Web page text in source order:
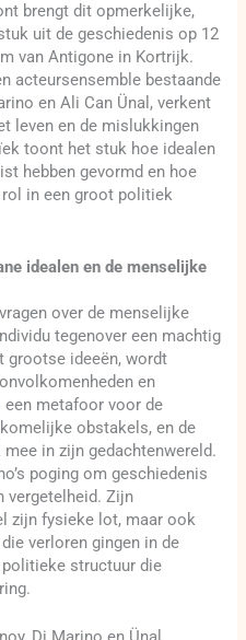
brengt dit opmerkelijke,
uit de geschiedenis op 12
van Antigone in Kortrijk.
acteursensemble bestaande
en Ali Can Ünal, verkent
leven en de mislukkingen
toont het stuk hoe idealen
hebben gevormd en hoe
in een groot politiek
idealen en de menselijke
over de menselijke
tegenover een machtig
grootse ideeën, wordt
en
metafoor voor de
obstakels, en de
in zijn gedachtenwereld.
poging om geschiedenis
vergetelheid. Zijn
zijn fysieke lot, maar ook
verloren gingen in de
structuur die